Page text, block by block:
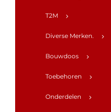
T2M
Diverse Merken.
Bouwdoos
Toebehoren
Onderdelen